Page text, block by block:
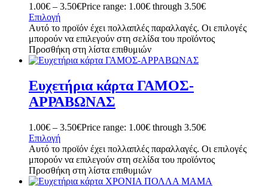
1.00€ – 3.50€Price range: 1.00€ through 3.50€
Επιλογή
Αυτό το προϊόν έχει πολλαπλές παραλλαγές. Οι επιλογές
μπορούν να επιλεγούν στη σελίδα του προϊόντος
Προσθήκη στη λίστα επιθυμιών
Ευχετήρια κάρτα ΓΑΜΟΣ-
ΑΡΡΑΒΩΝΑΣ
1.00€ – 3.50€Price range: 1.00€ through 3.50€
Επιλογή
Αυτό το προϊόν έχει πολλαπλές παραλλαγές. Οι επιλογές
μπορούν να επιλεγούν στη σελίδα του προϊόντος
Προσθήκη στη λίστα επιθυμιών